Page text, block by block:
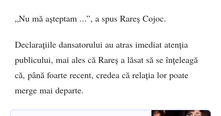
„Nu mă așteptam ...”, a spus Rareș Cojoc.
Declarațiile dansatorului au atras imediat atenția
publicului, mai ales că Rareș a lăsat să se înțeleagă
că, până foarte recent, credea că relația lor poate
merge mai departe.